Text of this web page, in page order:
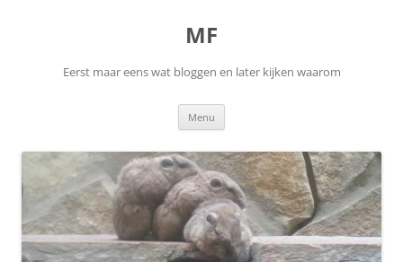
MF
Eerst maar eens wat bloggen en later kijken waarom
Menu